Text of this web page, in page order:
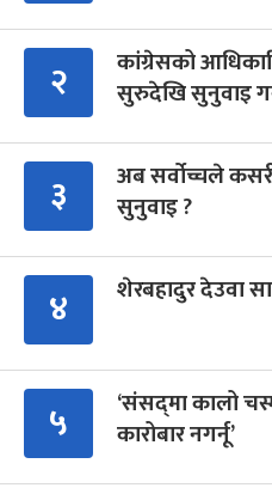
२
कांग्रेसको
सुरुदेखि सुनुवाइ
३
अब सर्वोच्चले
सुनुवाइ ?
४ शेरबहादुर देउवा
५
‘संसद्‍मा कालो
कारोबार नगर्नू’